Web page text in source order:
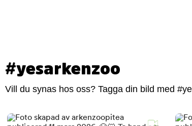
#yesarkenzoo
Vill du synas hos oss? Tagga din bild med